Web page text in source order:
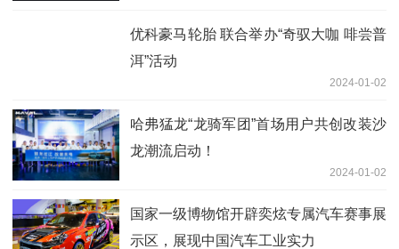
优科豪马轮胎 联合举办“奇驭大咖 啡尝普
洱”活动
2024-01-02
哈弗猛龙“龙骑军团”首场用户共创改装沙
龙潮流启动！
2024-01-02
国家一级博物馆开辟奕炫专属汽车赛事展
示区，展现中国汽车工业实力